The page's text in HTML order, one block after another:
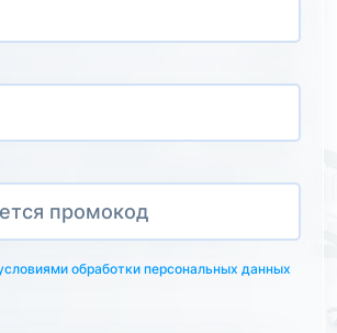
обработки персональных данных